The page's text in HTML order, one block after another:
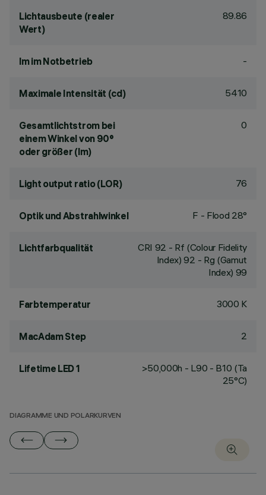
Lichtausbeute (realer
Wert)
89.86
lm im Notbetrieb -
Maximale Intensität (cd) 5410
Gesamtlichtstrom bei
einem Winkel von 90°
oder größer (lm)
0
Light output ratio (LOR) 76
Optik und Abstrahlwinkel F - Flood 28°
Lichtfarbqualität CRI 92 - Rf (Colour Fidelity
Index) 92 - Rg (Gamut
Index) 99
Farbtemperatur 3000 K
MacAdam Step 2
Lifetime LED 1
>50,000h - L90 - B10 (Ta
25°C)
DIAGRAMME UND POLARKURVEN